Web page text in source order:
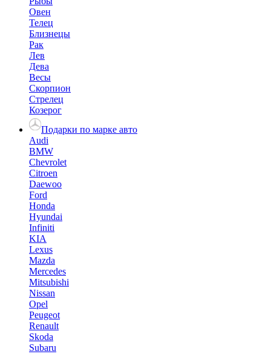
Овен
Телец
Близнецы
Рак
Лев
Дева
Весы
Скорпион
Стрелец
Козерог
Подарки по марке авто
Audi
BMW
Chevrolet
Citroen
Daewoo
Ford
Honda
Hyundai
Infiniti
KIA
Lexus
Mazda
Mercedes
Mitsubishi
Nissan
Opel
Peugeot
Renault
Skoda
Subaru